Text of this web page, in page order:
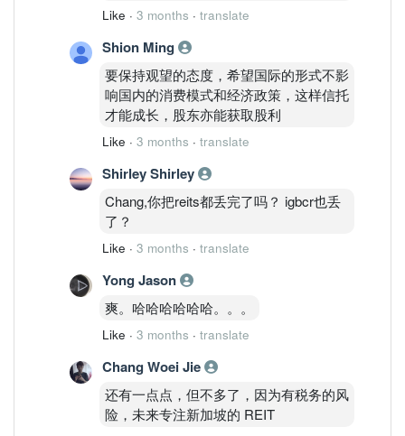
Like · 3 months · translate
Shion Ming
要保持观望的态度，希望国际的形式不影
响国内的消费模式和经济政策，这样信托
才能成长，股东亦能获取股利
Like · 3 months · translate
Shirley Shirley
Chang,你把reits都丢完了吗？ igbcr也丢
了？
Like · 3 months · translate
Yong Jason
爽。哈哈哈哈哈哈。。。
Like · 3 months · translate
Chang Woei Jie
还有一点点，但不多了，因为有税务的风
险，未来专注新加坡的 REIT